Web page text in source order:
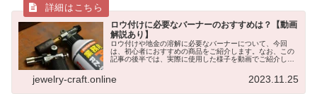
ロウ付けに必要なバーナーのおすすめは？【動画
解説あり】
ロウ付けや地金の溶解に必要なバーナーについて、今回
は、初心者におすすめの商品をご紹介します。なお、この
記事の後半では、実際に使用した様子を動画でご紹介して
jewelry-craft.online 2023.11.25